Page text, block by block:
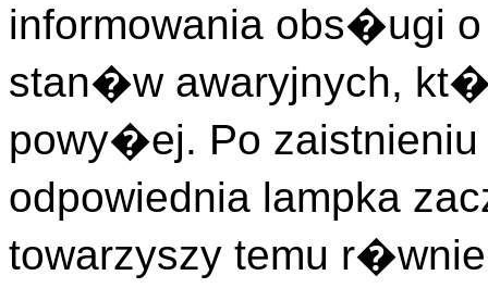
informowania obs�ugi
stan�w awaryjnych,
powy�ej. Po zaistnieniu
odpowiednia lampka
towarzyszy temu